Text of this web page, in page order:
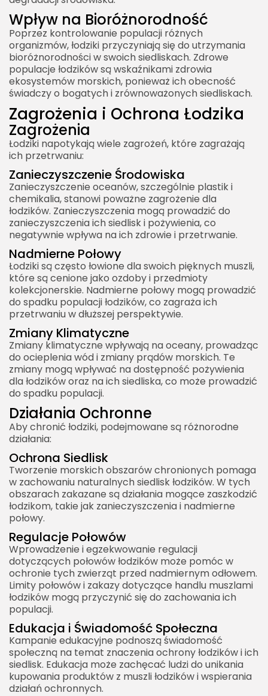
Wpływ na Bioróżnorodność
Poprzez kontrolowanie populacji różnych
organizmów, łodziki przyczyniają się do utrzymania
bioróżnorodności w swoich siedliskach. Zdrowe
populacje łodzików są wskaźnikami zdrowia
ekosystemów morskich, ponieważ ich obecność
świadczy o bogatych i zrównoważonych siedliskach.
Zagrożenia i Ochrona Łodzika
Zagrożenia
Łodziki napotykają wiele zagrożeń, które zagrażają
ich przetrwaniu:
Zanieczyszczenie Środowiska
Zanieczyszczenie oceanów, szczególnie plastik i
chemikalia, stanowi poważne zagrożenie dla
łodzików. Zanieczyszczenia mogą prowadzić do
zanieczyszczenia ich siedlisk i pożywienia, co
negatywnie wpływa na ich zdrowie i przetrwanie.
Nadmierne Połowy
Łodziki są często łowione dla swoich pięknych muszli,
które są cenione jako ozdoby i przedmioty
kolekcjonerskie. Nadmierne połowy mogą prowadzić
do spadku populacji łodzików, co zagraża ich
przetrwaniu w dłuższej perspektywie.
Zmiany Klimatyczne
Zmiany klimatyczne wpływają na oceany, prowadząc
do ocieplenia wód i zmiany prądów morskich. Te
zmiany mogą wpływać na dostępność pożywienia
dla łodzików oraz na ich siedliska, co może prowadzić
do spadku populacji.
Działania Ochronne
Aby chronić łodziki, podejmowane są różnorodne
działania:
Ochrona Siedlisk
Tworzenie morskich obszarów chronionych pomaga
w zachowaniu naturalnych siedlisk łodzików. W tych
obszarach zakazane są działania mogące zaszkodzić
łodzikom, takie jak zanieczyszczenia i nadmierne
połowy.
Regulacje Połowów
Wprowadzenie i egzekwowanie regulacji
dotyczących połowów łodzików może pomóc w
ochronie tych zwierząt przed nadmiernym odłowem.
Limity połowów i zakazy dotyczące handlu muszlami
łodzików mogą przyczynić się do zachowania ich
populacji.
Edukacja i Świadomość Społeczna
Kampanie edukacyjne podnoszą świadomość
społeczną na temat znaczenia ochrony łodzików i ich
siedlisk. Edukacja może zachęcać ludzi do unikania
kupowania produktów z muszli łodzików i wspierania
działań ochronnych.